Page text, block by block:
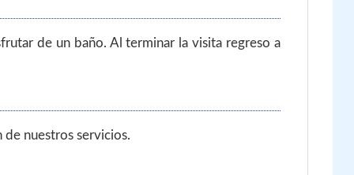
de un baño. Al terminar la visita regreso a
de nuestros servicios.